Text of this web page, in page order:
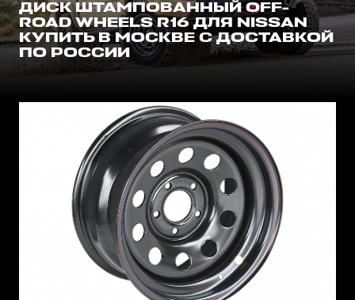
ДИСК ШТАМПОВАННЫЙ OFF-
ROAD WHEELS R16 ДЛЯ NISSAN
КУПИТЬ В МОСКВЕ С ДОСТАВКОЙ
ПО РОССИИ